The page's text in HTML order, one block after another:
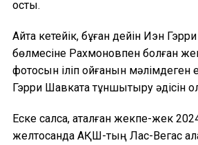
қосты.
Айта кетейік, бұған дейін Иэн
бөлмесіне Рахмоновпен болған
фотосын іліп қойғанын мәлімдеген
Гэрри Шавкатқа тұншықтыру әдісін
Еске салсақ, аталған жекпе-жек
желтоқсанда АҚШ-тың Лас-Вегас